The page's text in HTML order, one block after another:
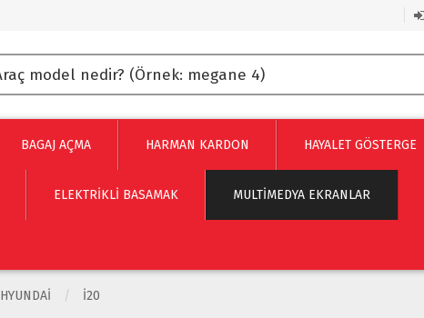
BAGAJ AÇMA HARMAN KARDON HAYALET GÖSTERGE
ELEKTRİKLİ BASAMAK MULTIMEDYA EKRANLAR
HYUNDAI İ20